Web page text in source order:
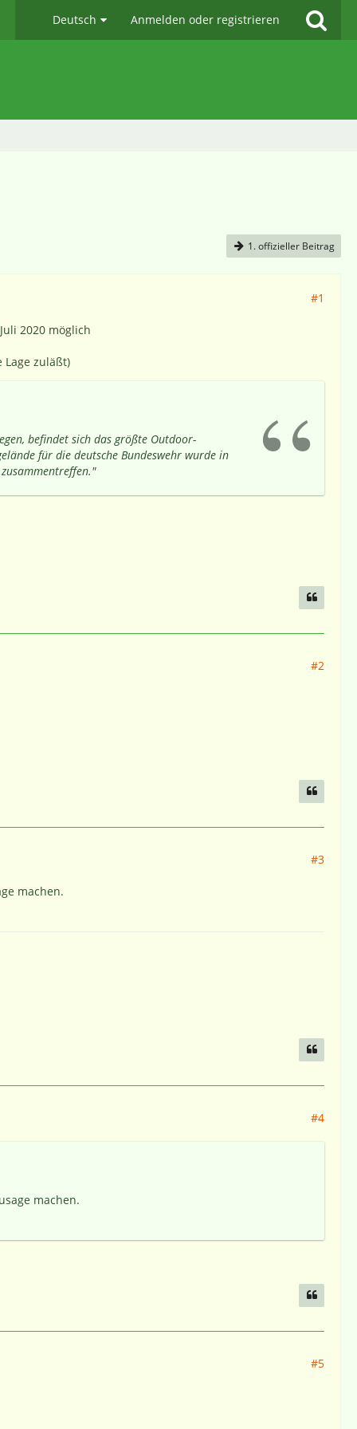
Deutsch Anmelden oder registrieren
1. offizieller Beitrag
#1
2020 möglich
Lage zuläßt)
befindet sich das größte Outdoor-
für die deutsche Bundeswehr wurde in
#2
#3
machen.
#4
machen.
#5